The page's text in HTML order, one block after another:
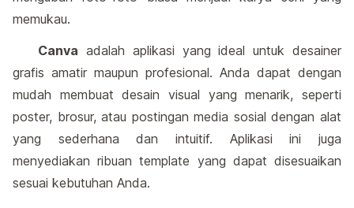
memukau.
Canva adalah aplikasi yang ideal untuk desainer
grafis amatir maupun profesional. Anda dapat dengan
mudah membuat desain visual yang menarik, seperti
poster, brosur, atau postingan media sosial dengan alat
yang sederhana dan intuitif. Aplikasi ini juga
menyediakan ribuan template yang dapat disesuaikan
sesuai kebutuhan Anda.